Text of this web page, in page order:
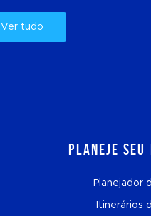
Ver tudo
Planeje
Planejador
Itinerários